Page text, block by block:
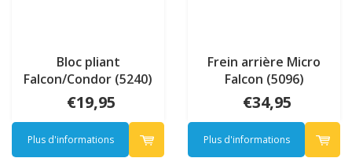
Bloc pliant
Falcon/Condor (5240)
€19,95
Plus d'informations
Frein arrière Micro
Falcon (5096)
€34,95
Plus d'informations